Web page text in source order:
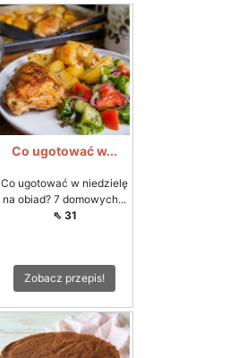
Co ugotować w...
Co ugotować w niedzielę
na obiad? 7 domowych...
⇖ 31
Zobacz przepis!